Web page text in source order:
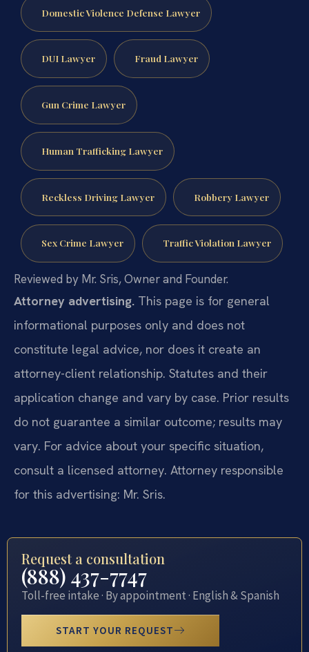
Domestic Violence Defense Lawyer
DUI Lawyer Fraud Lawyer
Gun Crime Lawyer
Human Trafficking Lawyer
Reckless Driving Lawyer Robbery Lawyer
Sex Crime Lawyer Traffic Violation Lawyer
Reviewed by Mr. Sris, Owner and Founder.
Attorney advertising. This page is for general
informational purposes only and does not
constitute legal advice, nor does it create an
attorney-client relationship. Statutes and their
application change and vary by case. Prior results
do not guarantee a similar outcome; results may
vary. For advice about your specific situation,
consult a licensed attorney. Attorney responsible
for this advertising: Mr. Sris.
Request a consultation
(888) 437-7747
Toll-free intake · By appointment · English & Spanish
START YOUR REQUEST